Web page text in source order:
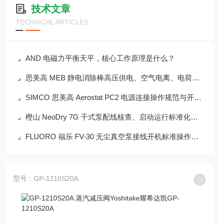
技术文章
TECHNICAL ARTICLES
AND 电磁力平衡天平，核心工作原理是什么？
思美高 MEB 静电消除棒高压供电、空气电离、电荷中和全过程工作机理科普
SIMCO 思美高 Aerostat PC2 电源连接操作规范与开机标准化操作步骤
樫山 NeoDry 7G 干式泵配线核查、启动运行标准化实操教程
FLUORO 福乐 FV-30 无尘真空泵接线开机标准操作完整流程
型号：GP-1210S20A.